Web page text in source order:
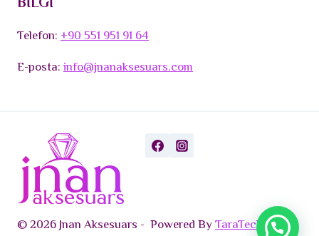
Telefon:+90 551 951 91 64
E-posta:info@jnanaksesuars.com
© 2026 Jnan Aksesuars - Powered ByTaraTech